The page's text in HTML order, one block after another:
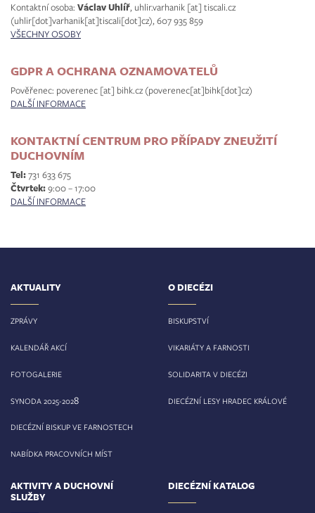
Kontaktní osoba: Václav Uhlíř, uhlir.varhanik [at] tiscali.cz
(uhlir[dot]varhanik[at]tiscali[dot]cz), 607 935 859
VŠECHNY OSOBY
GDPR A OCHRANA OZNAMOVATELŮ
Pověřenec: poverenec [at] bihk.cz (poverenec[at]bihk[dot]cz)
DALŠÍ INFORMACE
KONTAKTNÍ CENTRUM PRO PŘÍPADY ZNEUŽITÍ
DUCHOVNÍM
Tel:731 633 675
Čtvrtek:9:00 – 17:00
DALŠÍ INFORMACE
AKTUALITY
ZPRÁVY
KALENDÁŘ AKCÍ
FOTOGALERIE
SYNODA 2025-2028
DIECÉZNÍ BISKUP VE FARNOSTECH
NABÍDKA PRACOVNÍCH MÍST
O DIECÉZI
BISKUPSTVÍ
VIKARIÁTY A FARNOSTI
SOLIDARITA V DIECÉZI
DIECÉZNÍ LESY HRADEC KRÁLOVÉ
AKTIVITY A DUCHOVNÍ
SLUŽBY
DIECÉZNÍ KATALOG